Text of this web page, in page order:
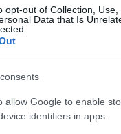
opt-out of Collection,
Data that Is
allow Google to enable
identifiers in apps.
των
τον
να έχει